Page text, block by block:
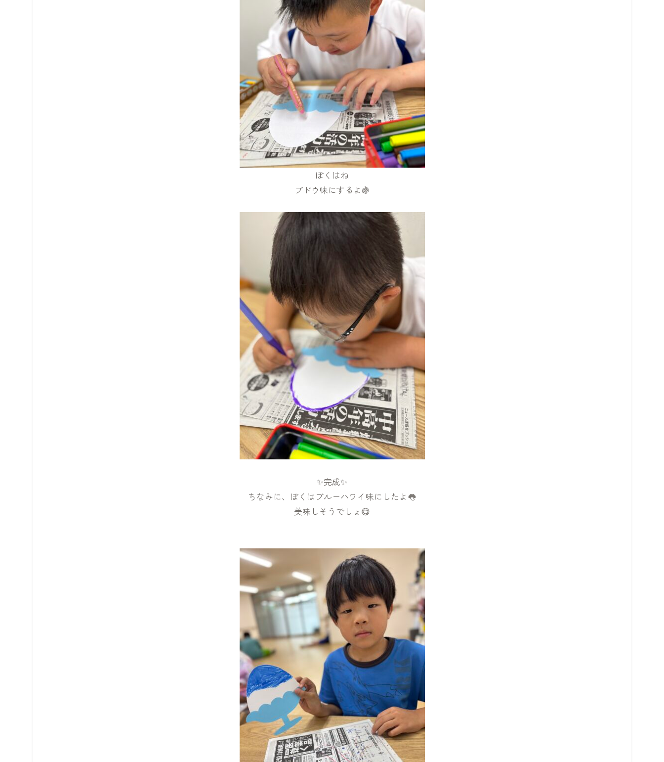
ぼくはね
ブドウ味にするよ🍇
✨完成✨
ちなみに、ぼくはブルーハワイ味にしたよ👅
美味しそうでしょ😋